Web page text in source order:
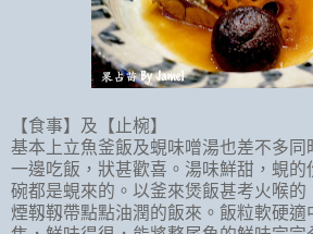
【食事】及【止椀】
基本上立魚釜飯及蜆味噌湯也差不多同
一邊吃飯，狀甚歡喜。湯味鮮甜，蜆的
碗都是蜆來的。以釜來煲飯甚考火喉的
煙靱靱帶點點油潤的飯來。飯粒軟硬適